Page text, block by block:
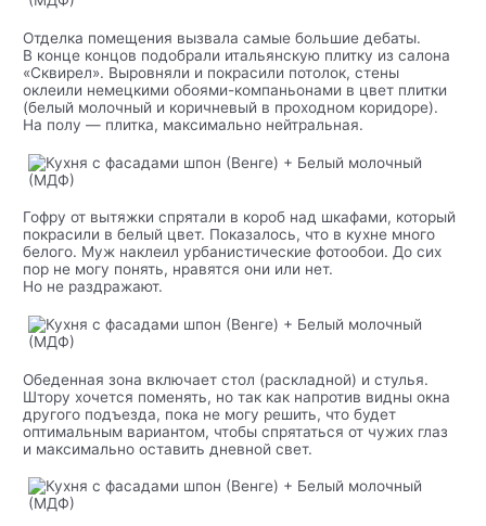
Отделка помещения вызвала самые большие дебаты.
В конце концов подобрали итальянскую плитку из салона
«Сквирел». Выровняли и покрасили потолок, стены
оклеили немецкими обоями-компаньонами в цвет плитки
(белый молочный и коричневый в проходном коридоре).
На полу — плитка, максимально нейтральная.
Гофру от вытяжки спрятали в короб над шкафами, который
покрасили в белый цвет. Показалось, что в кухне много
белого. Муж наклеил урбанистические фотообои. До сих
пор не могу понять, нравятся они или нет.
Но не раздражают.
Обеденная зона включает стол (раскладной) и стулья.
Штору хочется поменять, но так как напротив видны окна
другого подъезда, пока не могу решить, что будет
оптимальным вариантом, чтобы спрятаться от чужих глаз
и максимально оставить дневной свет.